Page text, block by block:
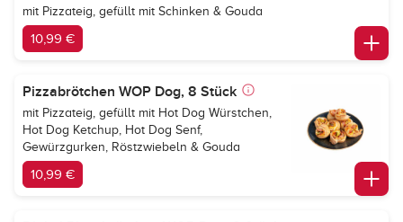
mit Pizzateig, gefüllt mit Schinken & Gouda
10,99 €
Pizzabrötchen WOP Dog, 8 Stück
mit Pizzateig, gefüllt mit Hot Dog Würstchen,
Hot Dog Ketchup, Hot Dog Senf,
Gewürzgurken, Röstzwiebeln & Gouda
10,99 €